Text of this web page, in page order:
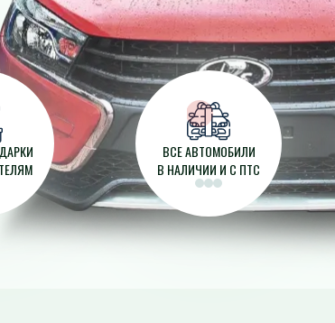
ВСЕ АВТОМОБИЛИ
В НАЛИЧИИ И С ПТС